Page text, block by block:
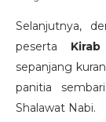
Selanjutnya,
peserta
sepanjang
panitia
Shalawat Nabi.